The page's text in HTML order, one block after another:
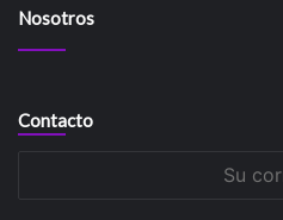
Nosotros
Contacto